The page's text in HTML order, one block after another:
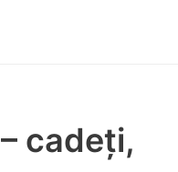
cadeți,